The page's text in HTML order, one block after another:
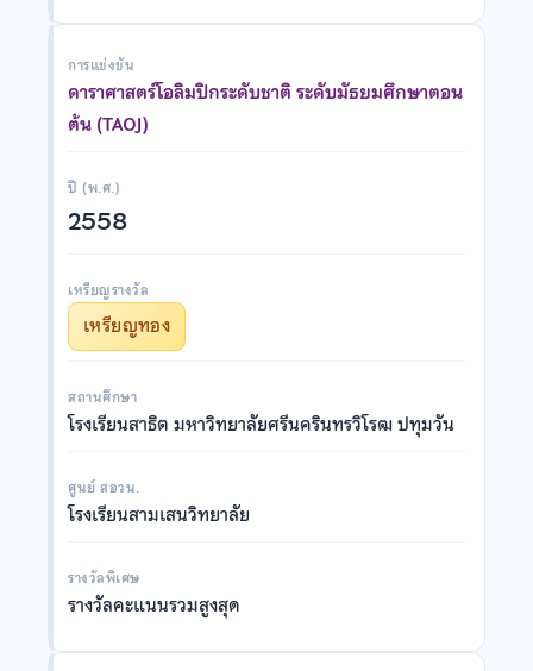
การแข่งขัน
ดาราศาสตร์โอลิมปิกระดับชาติ ระดับมัธยมศึกษาตอน
ต้น (TAOJ)
ปี (พ.ศ.)
2558
เหรียญรางวัล
เหรียญทอง
สถานศึกษา
โรงเรียนสาธิต มหาวิทยาลัยศรีนครินทรวิโรฒ ปทุมวัน
ศูนย์ สอวน.
โรงเรียนสามเสนวิทยาลัย
รางวัลพิเศษ
รางวัลคะแนนรวมสูงสุด